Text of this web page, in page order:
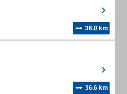
36.0 km
36.6 km